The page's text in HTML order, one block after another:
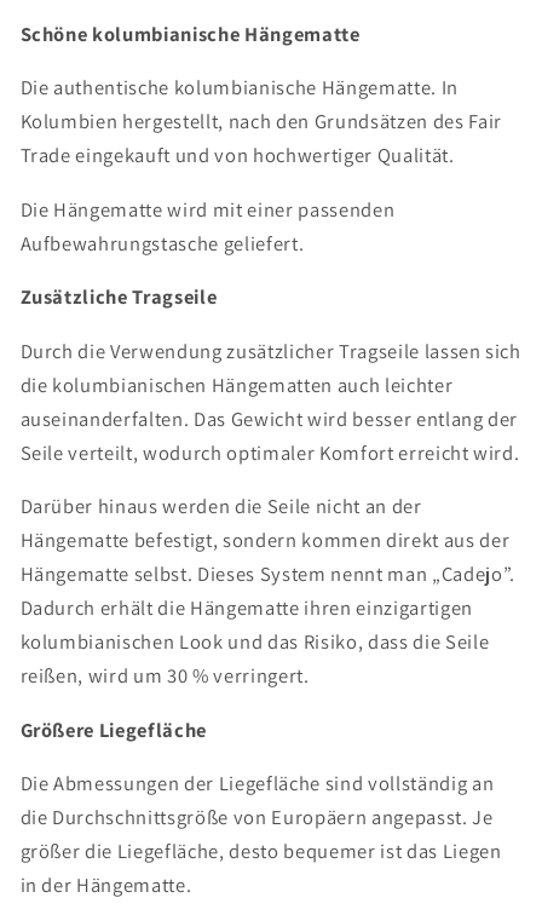
Schöne kolumbianische Hängematte
Die authentische kolumbianische Hängematte. In
Kolumbien hergestellt, nach den Grundsätzen des Fair
Trade eingekauft und von hochwertiger Qualität.
Die Hängematte wird mit einer passenden
Aufbewahrungstasche geliefert.
Zusätzliche Tragseile
Durch die Verwendung zusätzlicher Tragseile lassen sich
die kolumbianischen Hängematten auch leichter
auseinanderfalten. Das Gewicht wird besser entlang der
Seile verteilt, wodurch optimaler Komfort erreicht wird.
Darüber hinaus werden die Seile nicht an der
Hängematte befestigt, sondern kommen direkt aus der
Hängematte selbst. Dieses System nennt man „Cadejo”.
Dadurch erhält die Hängematte ihren einzigartigen
kolumbianischen Look und das Risiko, dass die Seile
reißen, wird um 30 % verringert.
Größere Liegefläche
Die Abmessungen der Liegefläche sind vollständig an
die Durchschnittsgröße von Europäern angepasst. Je
größer die Liegefläche, desto bequemer ist das Liegen
in der Hängematte.